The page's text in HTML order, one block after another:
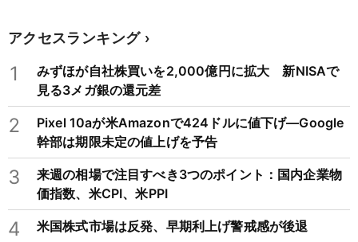
アクセスランキング
1
みずほが自社株買いを2,000億円に拡大 新NISAで
見る3メガ銀の還元差
2
Pixel 10aが米Amazonで424ドルに値下げ―Google
幹部は期限未定の値上げを予告
3
来週の相場で注目すべき3つのポイント：国内企業物
価指数、米CPI、米PPI
4 米国株式市場は反発、早期利上げ警戒感が後退